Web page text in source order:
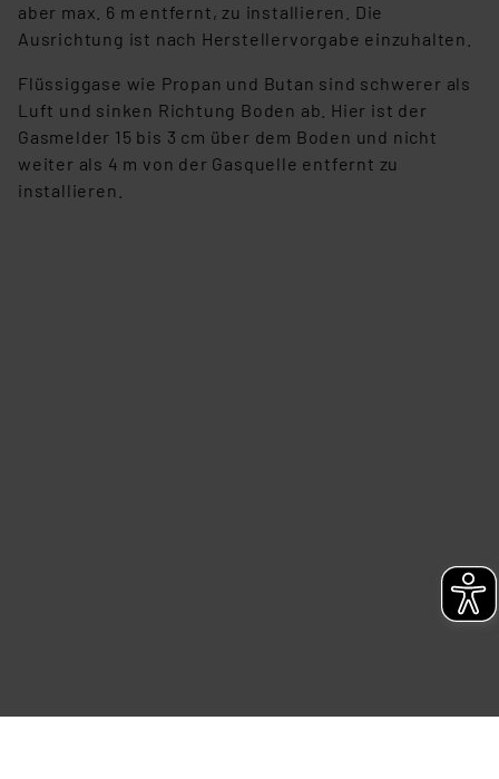
aber max. 6 m entfernt, zu installieren. Die
Ausrichtung ist nach Herstellervorgabe einzuhalten.
Flüssiggase wie Propan und Butan sind schwerer als
Luft und sinken Richtung Boden ab. Hier ist der
Gasmelder 15 bis 3 cm über dem Boden und nicht
weiter als 4 m von der Gasquelle entfernt zu
installieren.